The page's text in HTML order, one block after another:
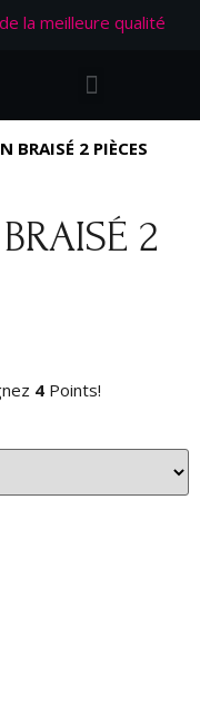
la meilleure qualité
BRAISÉ 2 PIÈCES
2
4 Points!